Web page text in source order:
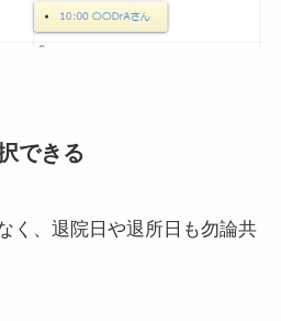
できる
く、退院日や退所日も勿論共